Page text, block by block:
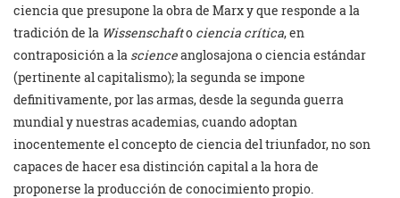
ciencia que presupone la obra de Marx y que responde a la
tradición de la Wissenschafto ciencia crítica, en
contraposición a la scienceanglosajona o ciencia estándar
(pertinente al capitalismo); la segunda se impone
definitivamente, por las armas, desde la segunda guerra
mundial y nuestras academias, cuando adoptan
inocentemente el concepto de ciencia del triunfador, no son
capaces de hacer esa distinción capital a la hora de
proponerse la producción de conocimiento propio.